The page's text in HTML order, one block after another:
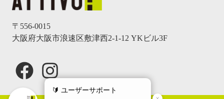
〒556-0015
大阪府大阪市浪速区敷津西2-1-12 YKビル3F
Facebook
Instagram